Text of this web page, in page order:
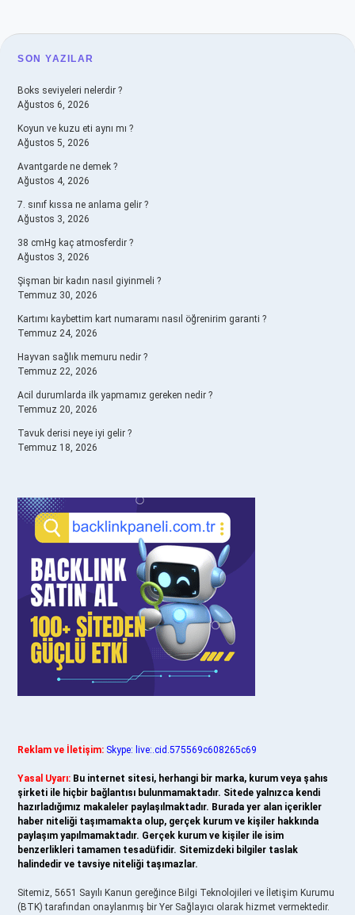
SIDEBAR
SON YAZILAR
Boks seviyeleri nelerdir ?
Ağustos 6, 2026
Koyun ve kuzu eti aynı mı ?
Ağustos 5, 2026
Avantgarde ne demek ?
Ağustos 4, 2026
7. sınıf kıssa ne anlama gelir ?
Ağustos 3, 2026
38 cmHg kaç atmosferdir ?
Ağustos 3, 2026
Şişman bir kadın nasıl giyinmeli ?
Temmuz 30, 2026
Kartımı kaybettim kart numaramı nasıl öğrenirim garanti ?
Temmuz 24, 2026
Hayvan sağlık memuru nedir ?
Temmuz 22, 2026
Acil durumlarda ilk yapmamız gereken nedir ?
Temmuz 20, 2026
Tavuk derisi neye iyi gelir ?
Temmuz 18, 2026
Reklam ve İletişim: Skype: live:.cid.575569c608265c69
Yasal Uyarı: Bu internet sitesi, herhangi bir marka, kurum veya şahıs
şirketi ile hiçbir bağlantısı bulunmamaktadır. Sitede yalnızca kendi
hazırladığımız makaleler paylaşılmaktadır. Burada yer alan içerikler
haber niteliği taşımamakta olup, gerçek kurum ve kişiler hakkında
paylaşım yapılmamaktadır. Gerçek kurum ve kişiler ile isim
benzerlikleri tamamen tesadüfidir. Sitemizdeki bilgiler taslak
halindedir ve tavsiye niteliği taşımazlar.
Sitemiz, 5651 Sayılı Kanun gereğince Bilgi Teknolojileri ve İletişim Kurumu
(BTK) tarafından onaylanmış bir Yer Sağlayıcı olarak hizmet vermektedir.